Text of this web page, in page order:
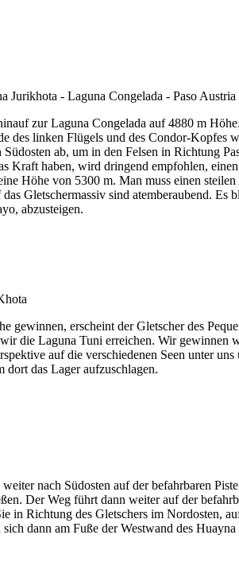
zur Laguna Congelada auf 4880 m
des linken Flügels und des Condor-Kopfes
ab, um in den Felsen in Richtung
Kraft haben, wird dringend empfohlen,
Höhe von 5300 m. Man muss einen
Gletschermassiv sind atemberaubend. Es
abzusteigen.
erscheint der Gletscher des
die Laguna Tuni erreichen. Wir gewinnen
auf die verschiedenen Seen unter
das Lager aufzuschlagen.
nach Südosten auf der befahrbaren
Der Weg führt dann weiter auf der
in Richtung des Gletschers im Nordosten,
dann am Fuße der Westwand des